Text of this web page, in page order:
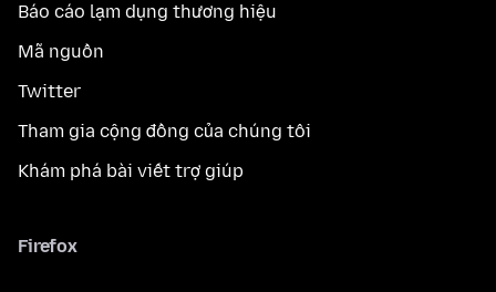
Báo cáo lạm dụng thương hiệu
Mã nguồn
Twitter
Tham gia cộng đồng của chúng tôi
Khám phá bài viết trợ giúp
Firefox